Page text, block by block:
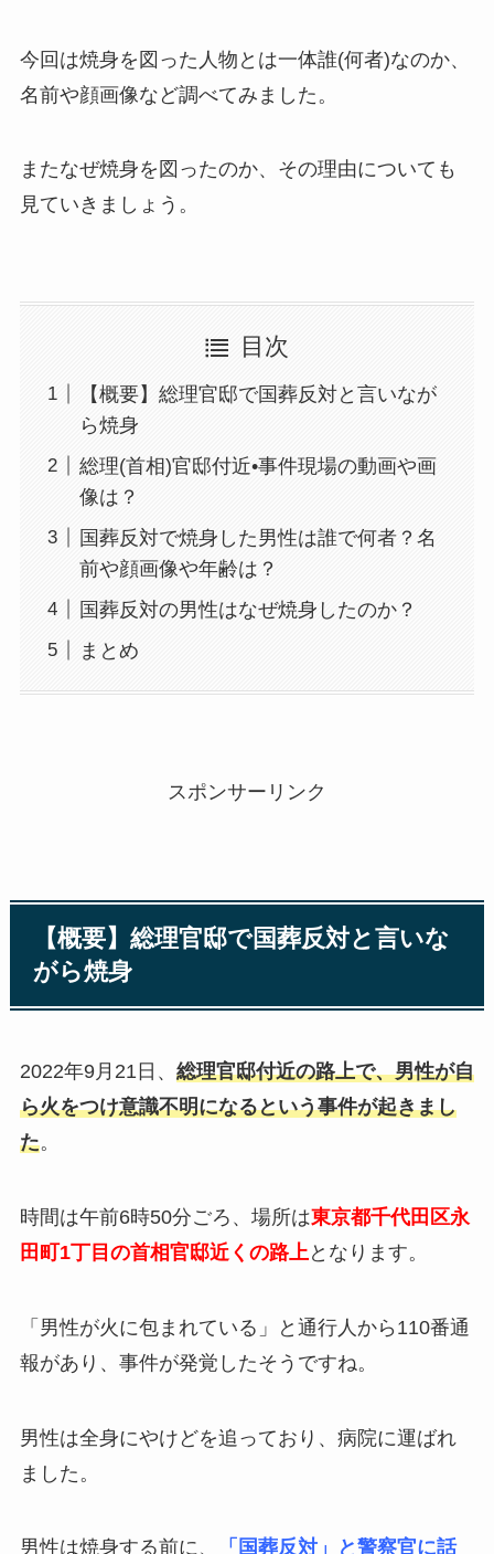
今回は焼身を図った人物とは一体誰(何者)なのか、
名前や顔画像など調べてみました。
またなぜ焼身を図ったのか、その理由についても
見ていきましょう。
目次
【概要】総理官邸で国葬反対と言いなが
ら焼身
総理(首相)官邸付近•事件現場の動画や画
像は？
国葬反対で焼身した男性は誰で何者？名
前や顔画像や年齢は？
国葬反対の男性はなぜ焼身したのか？
まとめ
スポンサーリンク
【概要】総理官邸で国葬反対と言いな
がら焼身
2022年9月21日、 総理官邸付近の路上で、男性が自
ら火をつけ意識不明になるという事件が起きまし
た。
時間は午前6時50分ごろ、場所は東京都千代田区永
田町1丁目の首相官邸近くの路上 となります。
「男性が火に包まれている」と通行人から110番通
報があり、事件が発覚したそうですね。
男性は全身にやけどを追っており、病院に運ばれ
ました。
男性は焼身する前に、 「国葬反対」と警察官に話